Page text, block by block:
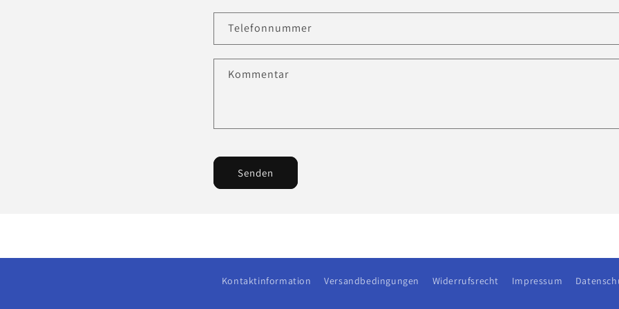
Telefonnummer
Kommentar
Senden
Kontaktinformation Versandbedingungen Widerrufsrecht Impressum